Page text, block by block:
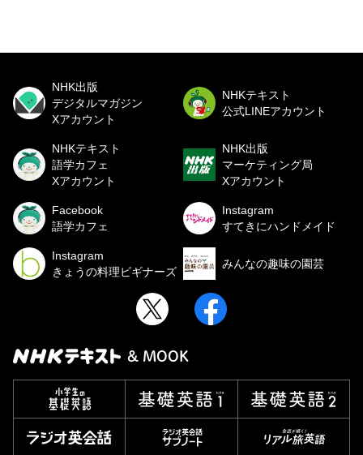
NHK出版
デジタルマガジン
Xアカウント
NHKテキスト
公式LINEアカウント
NHKテキスト
語学カフェ
Xアカウント
NHK出版
マーケティング局
Xアカウント
Facebook
語学カフェ
Instagram
すてきにハンドメイド
Instagram
きょうの料理ビギナーズ
みんなの趣味の園芸
& MOOK